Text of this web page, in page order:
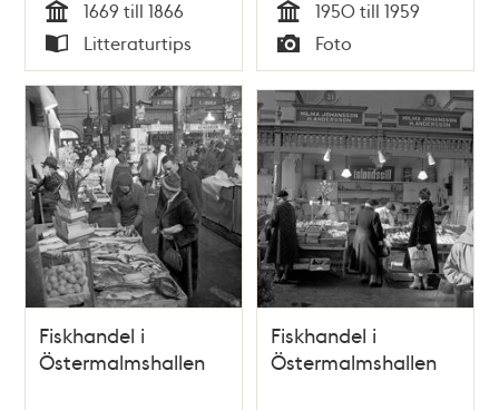
Tid
1669 till 1866
Typ
Litteraturtips Tid
1950 till 1959
Typ
Foto
Fiskhandel i
Östermalmshallen
Fiskhandel i
Östermalmshallen